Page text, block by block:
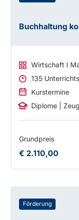
Buchhaltung
Wirtschaft I
135
Kurstermine
Diplome |
Grundpreis
€ 2.110,00
Förderung